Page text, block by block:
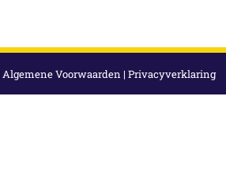
Algemene Voorwaarden | Privacyverklaring